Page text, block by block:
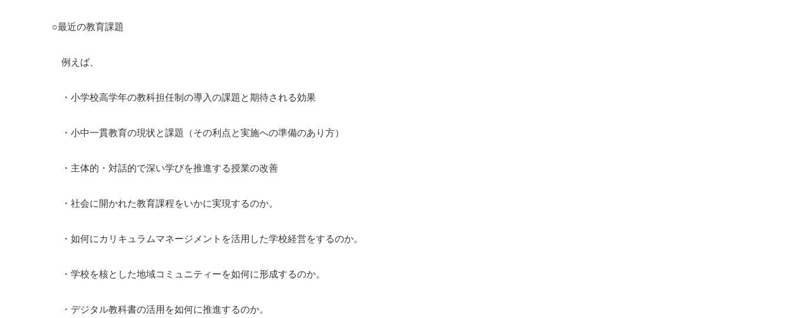
○最近の教育課題
例えば、
・小学校高学年の教科担任制の導入の課題と期待される効果
・小中一貫教育の現状と課題（その利点と実施への準備のあり方）
・主体的・対話的で深い学びを推進する授業の改善
・社会に開かれた教育課程をいかに実現するのか。
・如何にカリキュラムマネージメントを活用した学校経営をするのか。
・学校を核とした地域コミュニティーを如何に形成するのか。
・デジタル教科書の活用を如何に推進するのか。